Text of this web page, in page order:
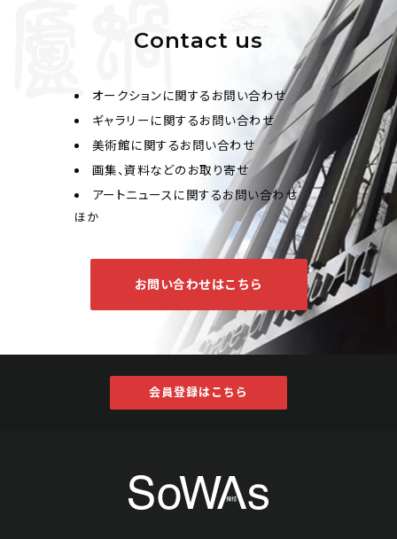
Contact us
オークションに関するお問い合わせ
ギャラリーに関するお問い合わせ
美術館に関するお問い合わせ
画集、資料などのお取り寄せ
アートニュースに関するお問い合わせ
ほか
お問い合わせはこちら
会員登録はこちら